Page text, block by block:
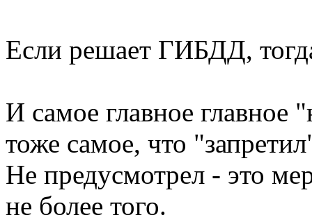
Если решает ГИБДД,
И самое главное главное
тоже самое, что
Не предусмотрел - это
не более того.